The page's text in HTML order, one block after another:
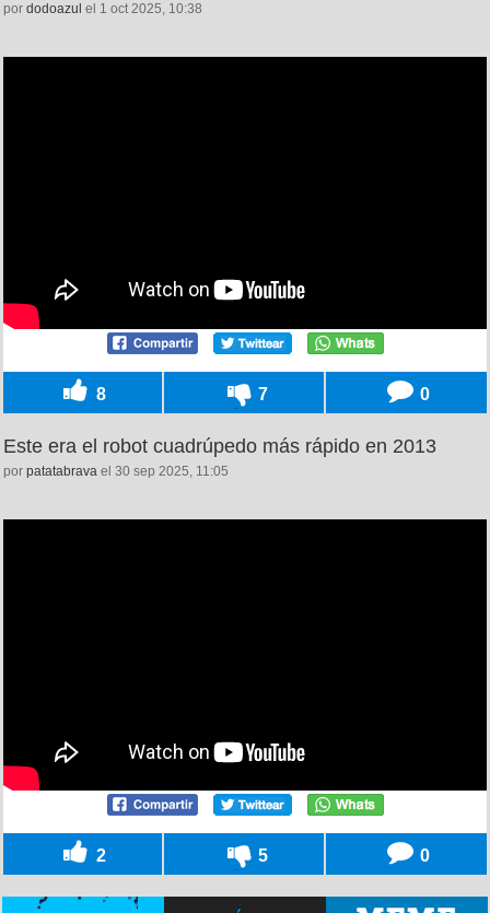
por dodoazul el 1 oct 2025, 10:38
8 7 0
Este era el robot cuadrúpedo más rápido en 2013
por patatabrava el 30 sep 2025, 11:05
2 5 0